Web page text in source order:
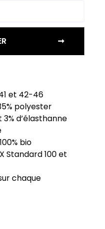
➞
et 42-46
polyester
d’élasthanne
bio
Standard 100 et
chaque